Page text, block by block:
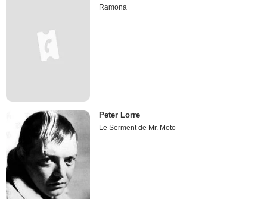
Ramona
Peter Lorre
Le Serment de Mr. Moto